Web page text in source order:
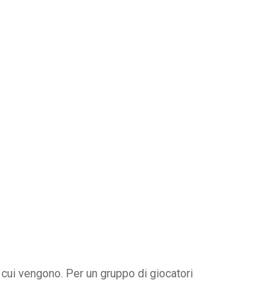
vengono. Per un gruppo di giocatori